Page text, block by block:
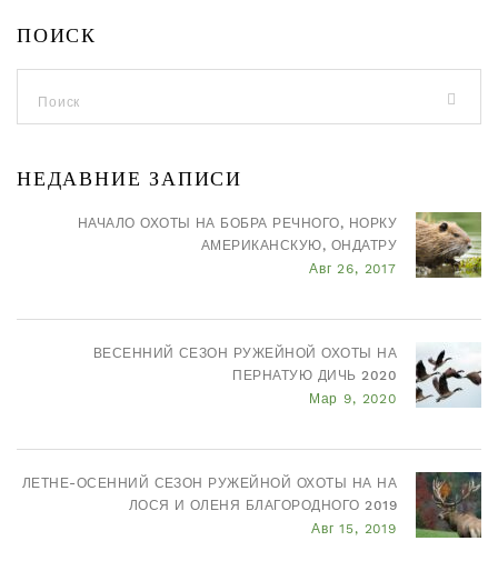
ПОИСК
НЕДАВНИЕ ЗАПИСИ
НАЧАЛО ОХОТЫ НА БОБРА РЕЧНОГО, НОРКУ
АМЕРИКАНСКУЮ, ОНДАТРУ
Авг 26, 2017
ВЕСЕННИЙ СЕЗОН РУЖЕЙНОЙ ОХОТЫ НА
ПЕРНАТУЮ ДИЧЬ 2020
Мар 9, 2020
ЛЕТНЕ-ОСЕННИЙ СЕЗОН РУЖЕЙНОЙ ОХОТЫ НА НА
ЛОСЯ И ОЛЕНЯ БЛАГОРОДНОГО 2019
Авг 15, 2019